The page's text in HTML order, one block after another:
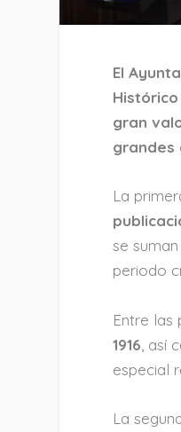
El
Histórico
gran
grandes
La
se
periodo
Entre las
1916 , así
especial
La